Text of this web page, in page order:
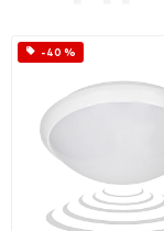
-40 %